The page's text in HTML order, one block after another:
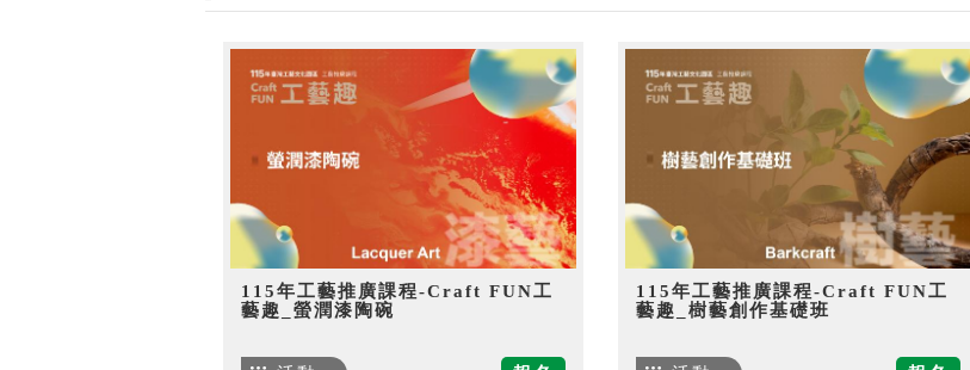
115年工藝推廣課程-Craft FUN工
藝趣_螢潤漆陶碗
115年工藝推廣課程-Craft FUN工
藝趣_樹藝創作基礎班